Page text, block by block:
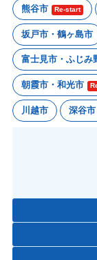
熊谷市 Re-start
坂戸市・鶴ヶ島市
富士見市・ふじみ
朝霞市・和光市
川越市 深谷